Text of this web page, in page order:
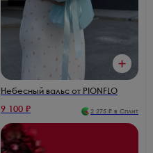
Небесный вальс от PIONFLO
9 100 ₽ 2 275 ₽ в Сплит